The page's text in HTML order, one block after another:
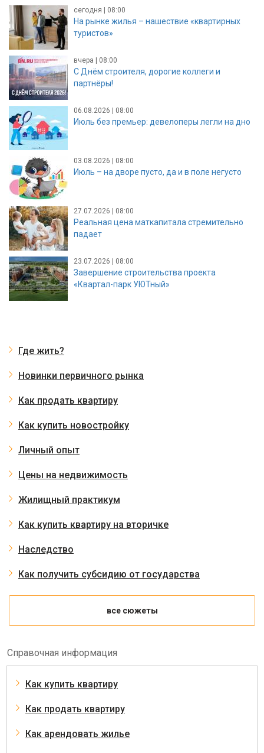
сегодня | 08:00
На рынке жилья – нашествие «квартирных
туристов»
вчера | 08:00
С Днём строителя, дорогие коллеги и
партнёры!
06.08.2026 | 08:00
Июль без премьер: девелоперы легли на дно
03.08.2026 | 08:00
Июль – на дворе пусто, да и в поле негусто
27.07.2026 | 08:00
Реальная цена маткапитала стремительно
падает
23.07.2026 | 08:00
Завершение строительства проекта
«Квартал-парк УЮТный»
Где жить?
Новинки первичного рынка
Как продать квартиру
Как купить новостройку
Личный опыт
Цены на недвижимость
Жилищный практикум
Как купить квартиру на вторичке
Наследство
Как получить субсидию от государства
все сюжеты
Справочная информация
Как купить квартиру
Как продать квартиру
Как арендовать жилье